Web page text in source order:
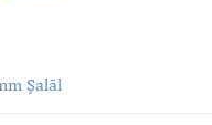
Şalāl